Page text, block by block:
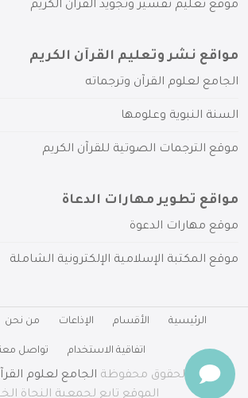
موقع تعليم تفسير وتجويد القرآن الكريم
مواقع نشر وتعليم القرآن الكريم
الجامع لعلوم القرآن وترجماته
السنة النبوية وعلومها
موقع الترجمات الصوتية للقرآن الكريم
مواقع تطوير مهارات الدعاة
موقع مهارات الدعوة
موقع المكتبة الإسلامية الإلكترونية الشاملة
الرئيسية الأقسام الإذاعات من نحن
اتفاقية الاستخدام تواصل
جميع الحقوق محفوظة الجامع لعلوم
الموقع تابع لجمعية النجاة